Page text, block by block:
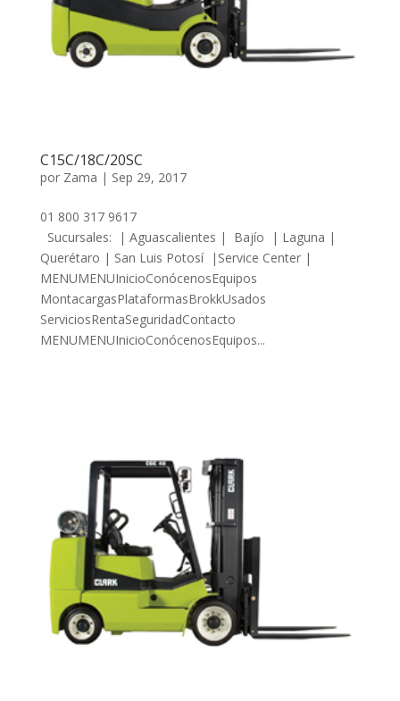
C15C/18C/20SC
por Zama | Sep 29, 2017
01 800 317 9617
Sucursales: | Aguascalientes | Bajío | Laguna |
Querétaro | San Luis Potosí |Service Center |
MENUMENUInicioConócenosEquipos
MontacargasPlataformasBrokkUsados
ServiciosRentaSeguridadContacto
MENUMENUInicioConócenosEquipos...